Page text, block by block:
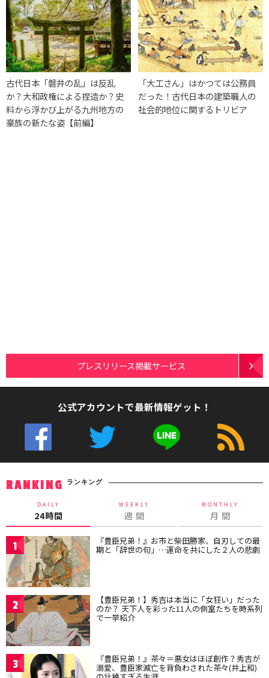
古代日本「磐井の乱」は反乱
か？大和政権による捏造か？史
料から浮かび上がる九州地方の
豪族の新たな姿【前編】
「大工さん」はかつては公務員
だった！古代日本の建築職人の
社会的地位に関するトリビア
プレスリリース掲載サービス
公式アカウントで最新情報ゲット！
RANKING ランキング
DAILY
24時間
WEEKLY
週 間
MONTHLY
月 間
1 『豊臣兄弟！』お市と柴田勝家、自刃しての最
期と「辞世の句」…運命を共にした２人の悲劇
2 【豊臣兄弟！】秀吉は本当に「女狂い」だった
のか？ 天下人を彩った11人の側室たちを時系列
で一挙紹介
3 『豊臣兄弟！』茶々＝悪女はほぼ創作？秀吉が
溺愛、豊臣家滅亡を背負わされた茶々(井上和)